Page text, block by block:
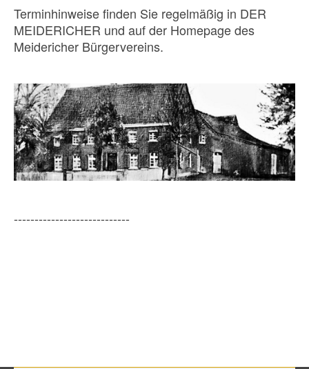
Terminhinweise finden Sie regelmäßig in DER
MEIDERICHER und auf der Homepage des
Meidericher Bürgervereins.
----------------------------